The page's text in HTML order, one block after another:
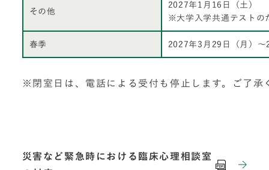
その他
2027年1月16日（土）
※大学入学共通テストの
春季 2027年3月29日（月）
※閉室日は、電話による受付も停止します。ご了承
災害など緊急時における臨床心理相談室